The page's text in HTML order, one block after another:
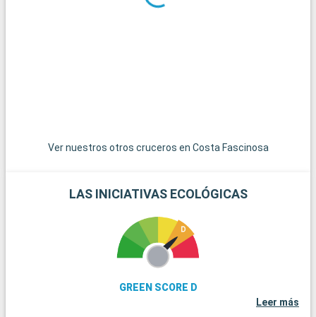
Ver nuestros otros cruceros en Costa Fascinosa
LAS INICIATIVAS ECOLÓGICAS
GREEN SCORE D
Leer más